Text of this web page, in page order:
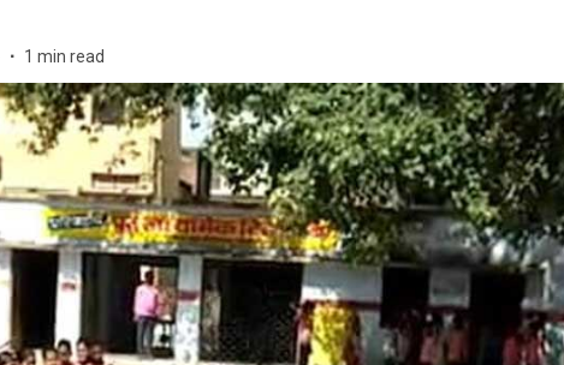
1 min read